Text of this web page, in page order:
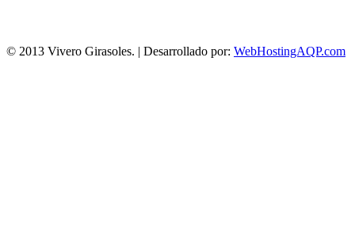
© 2013 Vivero Girasoles. | Desarrollado por: WebHostingAQP.com